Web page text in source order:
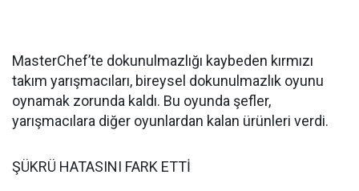
MasterChef’te dokunulmazlığı kaybeden kırmızı
takım yarışmacıları, bireysel dokunulmazlık oyunu
oynamak zorunda kaldı. Bu oyunda şefler,
yarışmacılara diğer oyunlardan kalan ürünleri verdi.
ŞÜKRÜ HATASINI FARK ETTİ